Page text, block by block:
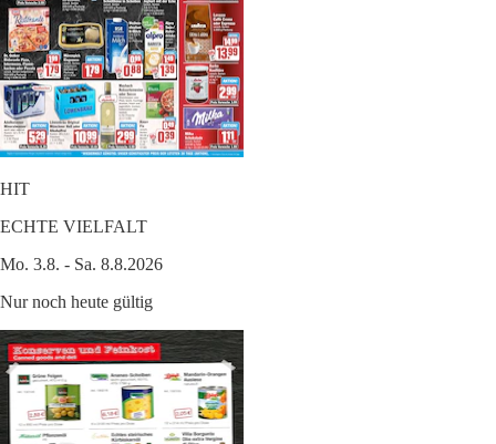
HIT
ECHTE VIELFALT
Mo. 3.8. - Sa. 8.8.2026
Nur noch heute gültig